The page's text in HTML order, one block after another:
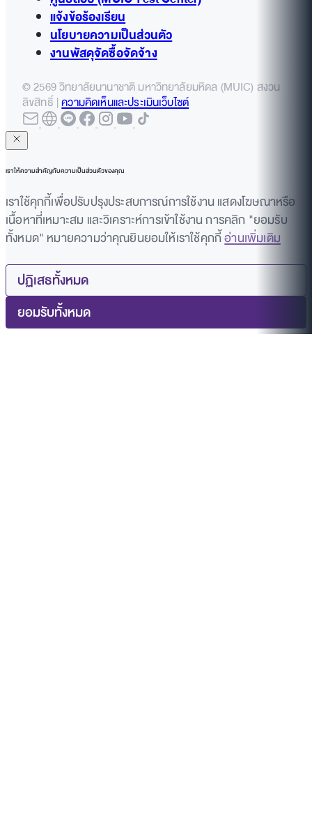
แจ้งข้อร้องเรียน
นโยบายความเป็นส่วนตัว
งานพัสดุจัดซื้อจัดจ้าง
© 2569 วิทยาลัยนานาชาติ มหาวิทยาลัยมหิดล (MUIC) สงวน
ลิขสิทธิ์ |ความคิดเห็นและประเมินเว็บไซต์
เราให้ความสำคัญกับความเป็นส่วนตัวของคุณ
เราใช้คุกกี้เพื่อปรับปรุงประสบการณ์การใช้งาน แสดงโฆษณาหรือ
เนื้อหาที่เหมาะสม และวิเคราะห์การเข้าใช้งาน การคลิก "ยอมรับ
ทั้งหมด" หมายความว่าคุณยินยอมให้เราใช้คุกกี้อ่านเพิ่มเติม
ปฏิเสธทั้งหมด
ยอมรับทั้งหมด